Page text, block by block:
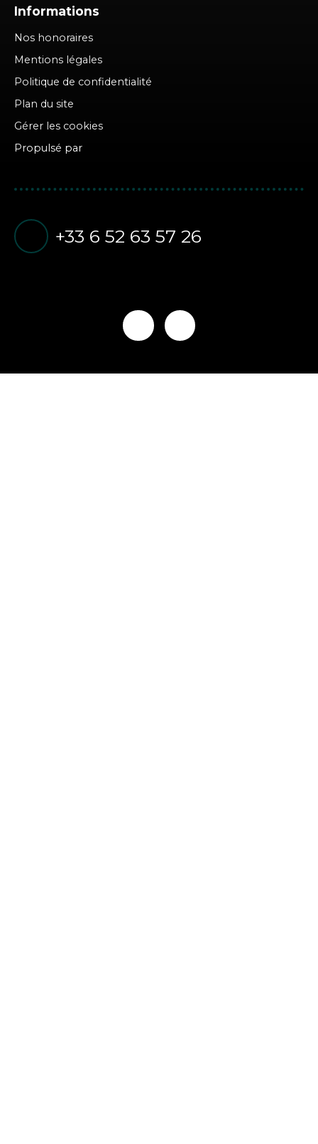
Informations
Nos honoraires
Mentions légales
Politique de confidentialité
Plan du site
Gérer les cookies
Propulsé par
+33 6 52 63 57 26